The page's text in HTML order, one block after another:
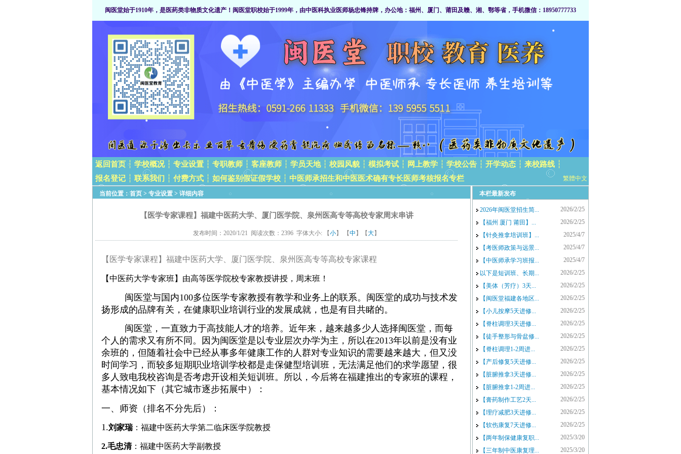
闽医堂始于1910年，是医药类非物质文化遗产 ！闽医堂职校始于1999年，由中医科执业医师杨忠锋持牌，办公地：福州、厦门、莆田及赣、湘、鄂等省，手机微信：18950777733
返回首页 ┆ 学校概况 ┆ 专业设置 ┆ 专职教师 ┆ 客座教师 ┆ 学员天地 ┆ 校园风貌 ┆ 模拟考试 ┆ 网上教学 ┆ 学校公告 ┆ 开学动态 ┆ 来校路线 ┆
报名登记 ┆ 联系我们 ┆ 付费方式 ┆ 如何鉴别假证假学校 ┆ 中医师承招生和中医医术确有专长医师考核报名专栏 繁體中文
当前位置：首页 > 专业设置 > 详细内容
【医学专家课程】福建中医药大学、厦门医学院、泉州医高专等高校专家周末串讲
发布时间：2020/1/21 阅读次数：2396 字体大小: 【小】 【中 】【大】
【医学专家课程】福建中医药大学、厦门医学院、泉州医高专等高校专家课程
【中医药大学专家班】由高等医学院校专家教授讲授，周末班！
闽医堂与国内100多位医学专家教授有教学和业务上的联系。闽医堂的成功与技术发
扬形成的品牌有关，在健康职业培训行业的发展成就，也是有目共睹的。
闽医堂，一直致力于高技能人才的培养。近年来，越来越多少人选择闽医堂，而每
个人的需求又有所不同。因为闽医堂是以专业层次办学为主，所以在2013年以前是没有业
余班的，但随着社会中已经从事多年健康工作的人群对专业知识的需要越来越大，但又没
时间学习，而较多短期职业培训学校都是走保健型培训班，无法满足他们的求学愿望，很
多人致电我校咨询是否考虑开设相关短训班。所以，今后将在福建推出的专家班的课程，
基本情况如下（其它城市逐步拓展中）：
一、师资（排名不分先后）：
1.刘家瑞：福建中医药大学第二临床医学院教授
2.毛忠清：福建中医药大学副教授
本栏最新发布
2026年闽医堂招生简...
2026/2/25
【福州 厦门 莆田】...
2026/2/25
【针灸推拿培训班】...
2025/4/7
【考医师政策与远景...
2025/4/7
【中医师承学习班报...
2025/4/7
以下是短训班、长期...
2026/2/25
【美体（芳疗）3天...
2026/2/25
【闽医堂福建各地区...
2026/2/25
【小儿按摩5天进修...
2026/2/25
【脊柱调理3天进修...
2026/2/25
【徒手整形与骨盆修...
2026/2/25
【脊柱调理1-2周进...
2026/2/25
【产后修复5天进修...
2026/2/25
【脏腑推拿3天进修...
2026/2/25
【脏腑推拿1-2周进...
2026/2/25
【膏药制作工艺2天...
2026/2/25
【理疗减肥3天进修...
2026/2/25
【软伤康复7天进修...
2026/2/25
【两年制保健康复职...
2025/3/20
【三年制中医康复理...
2025/3/20